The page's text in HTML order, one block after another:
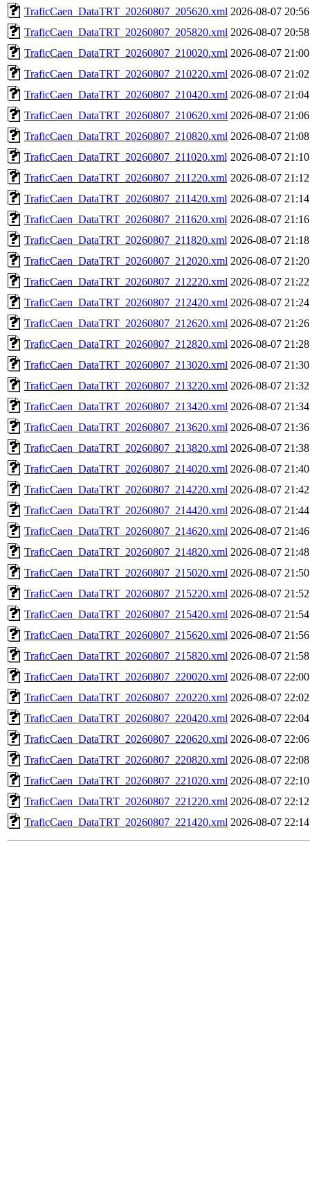
TraficCaen_DataTRT_20260807_205620.xml 2026-08-07 20:56
TraficCaen_DataTRT_20260807_205820.xml 2026-08-07 20:58
TraficCaen_DataTRT_20260807_210020.xml 2026-08-07 21:00
TraficCaen_DataTRT_20260807_210220.xml 2026-08-07 21:02
TraficCaen_DataTRT_20260807_210420.xml 2026-08-07 21:04
TraficCaen_DataTRT_20260807_210620.xml 2026-08-07 21:06
TraficCaen_DataTRT_20260807_210820.xml 2026-08-07 21:08
TraficCaen_DataTRT_20260807_211020.xml 2026-08-07 21:10
TraficCaen_DataTRT_20260807_211220.xml 2026-08-07 21:12
TraficCaen_DataTRT_20260807_211420.xml 2026-08-07 21:14
TraficCaen_DataTRT_20260807_211620.xml 2026-08-07 21:16
TraficCaen_DataTRT_20260807_211820.xml 2026-08-07 21:18
TraficCaen_DataTRT_20260807_212020.xml 2026-08-07 21:20
TraficCaen_DataTRT_20260807_212220.xml 2026-08-07 21:22
TraficCaen_DataTRT_20260807_212420.xml 2026-08-07 21:24
TraficCaen_DataTRT_20260807_212620.xml 2026-08-07 21:26
TraficCaen_DataTRT_20260807_212820.xml 2026-08-07 21:28
TraficCaen_DataTRT_20260807_213020.xml 2026-08-07 21:30
TraficCaen_DataTRT_20260807_213220.xml 2026-08-07 21:32
TraficCaen_DataTRT_20260807_213420.xml 2026-08-07 21:34
TraficCaen_DataTRT_20260807_213620.xml 2026-08-07 21:36
TraficCaen_DataTRT_20260807_213820.xml 2026-08-07 21:38
TraficCaen_DataTRT_20260807_214020.xml 2026-08-07 21:40
TraficCaen_DataTRT_20260807_214220.xml 2026-08-07 21:42
TraficCaen_DataTRT_20260807_214420.xml 2026-08-07 21:44
TraficCaen_DataTRT_20260807_214620.xml 2026-08-07 21:46
TraficCaen_DataTRT_20260807_214820.xml 2026-08-07 21:48
TraficCaen_DataTRT_20260807_215020.xml 2026-08-07 21:50
TraficCaen_DataTRT_20260807_215220.xml 2026-08-07 21:52
TraficCaen_DataTRT_20260807_215420.xml 2026-08-07 21:54
TraficCaen_DataTRT_20260807_215620.xml 2026-08-07 21:56
TraficCaen_DataTRT_20260807_215820.xml 2026-08-07 21:58
TraficCaen_DataTRT_20260807_220020.xml 2026-08-07 22:00
TraficCaen_DataTRT_20260807_220220.xml 2026-08-07 22:02
TraficCaen_DataTRT_20260807_220420.xml 2026-08-07 22:04
TraficCaen_DataTRT_20260807_220620.xml 2026-08-07 22:06
TraficCaen_DataTRT_20260807_220820.xml 2026-08-07 22:08
TraficCaen_DataTRT_20260807_221020.xml 2026-08-07 22:10
TraficCaen_DataTRT_20260807_221220.xml 2026-08-07 22:12
TraficCaen_DataTRT_20260807_221420.xml 2026-08-07 22:14